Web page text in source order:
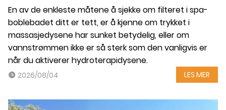
En av de enkleste måtene å sjekke om filteret i spa-
boblebadet ditt er tett, er å kjenne om trykket i
massasjedysene har sunket betydelig, eller om
vannstrømmen ikke er så sterk som den vanligvis er
når du aktiverer hydroterapidysene.
2026/08/04 LES MER